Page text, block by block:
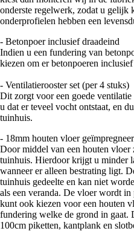
onderste regelwerk, zodat u gelijk
onderprofielen hebben een
- Betonpoer inclusief draadeind
Indien u een fundering van
kiezen om er betonpoeren
- Ventilatierooster set (per 4 stuks)
Dit zorgt voor een goede
u dat er teveel vocht ontstaat, en
tuinhuis.
- 18mm houten vloer
Door middel van een houten
tuinhuis. Hierdoor krijgt u minder
wanneer er alleen bestrating ligt.
tuinhuis gedeelte en kan niet
als een veranda. De vloer wordt
kunt ook kiezen voor een houten
fundering welke de grond in gaat.
100cm piketten, kantplank en